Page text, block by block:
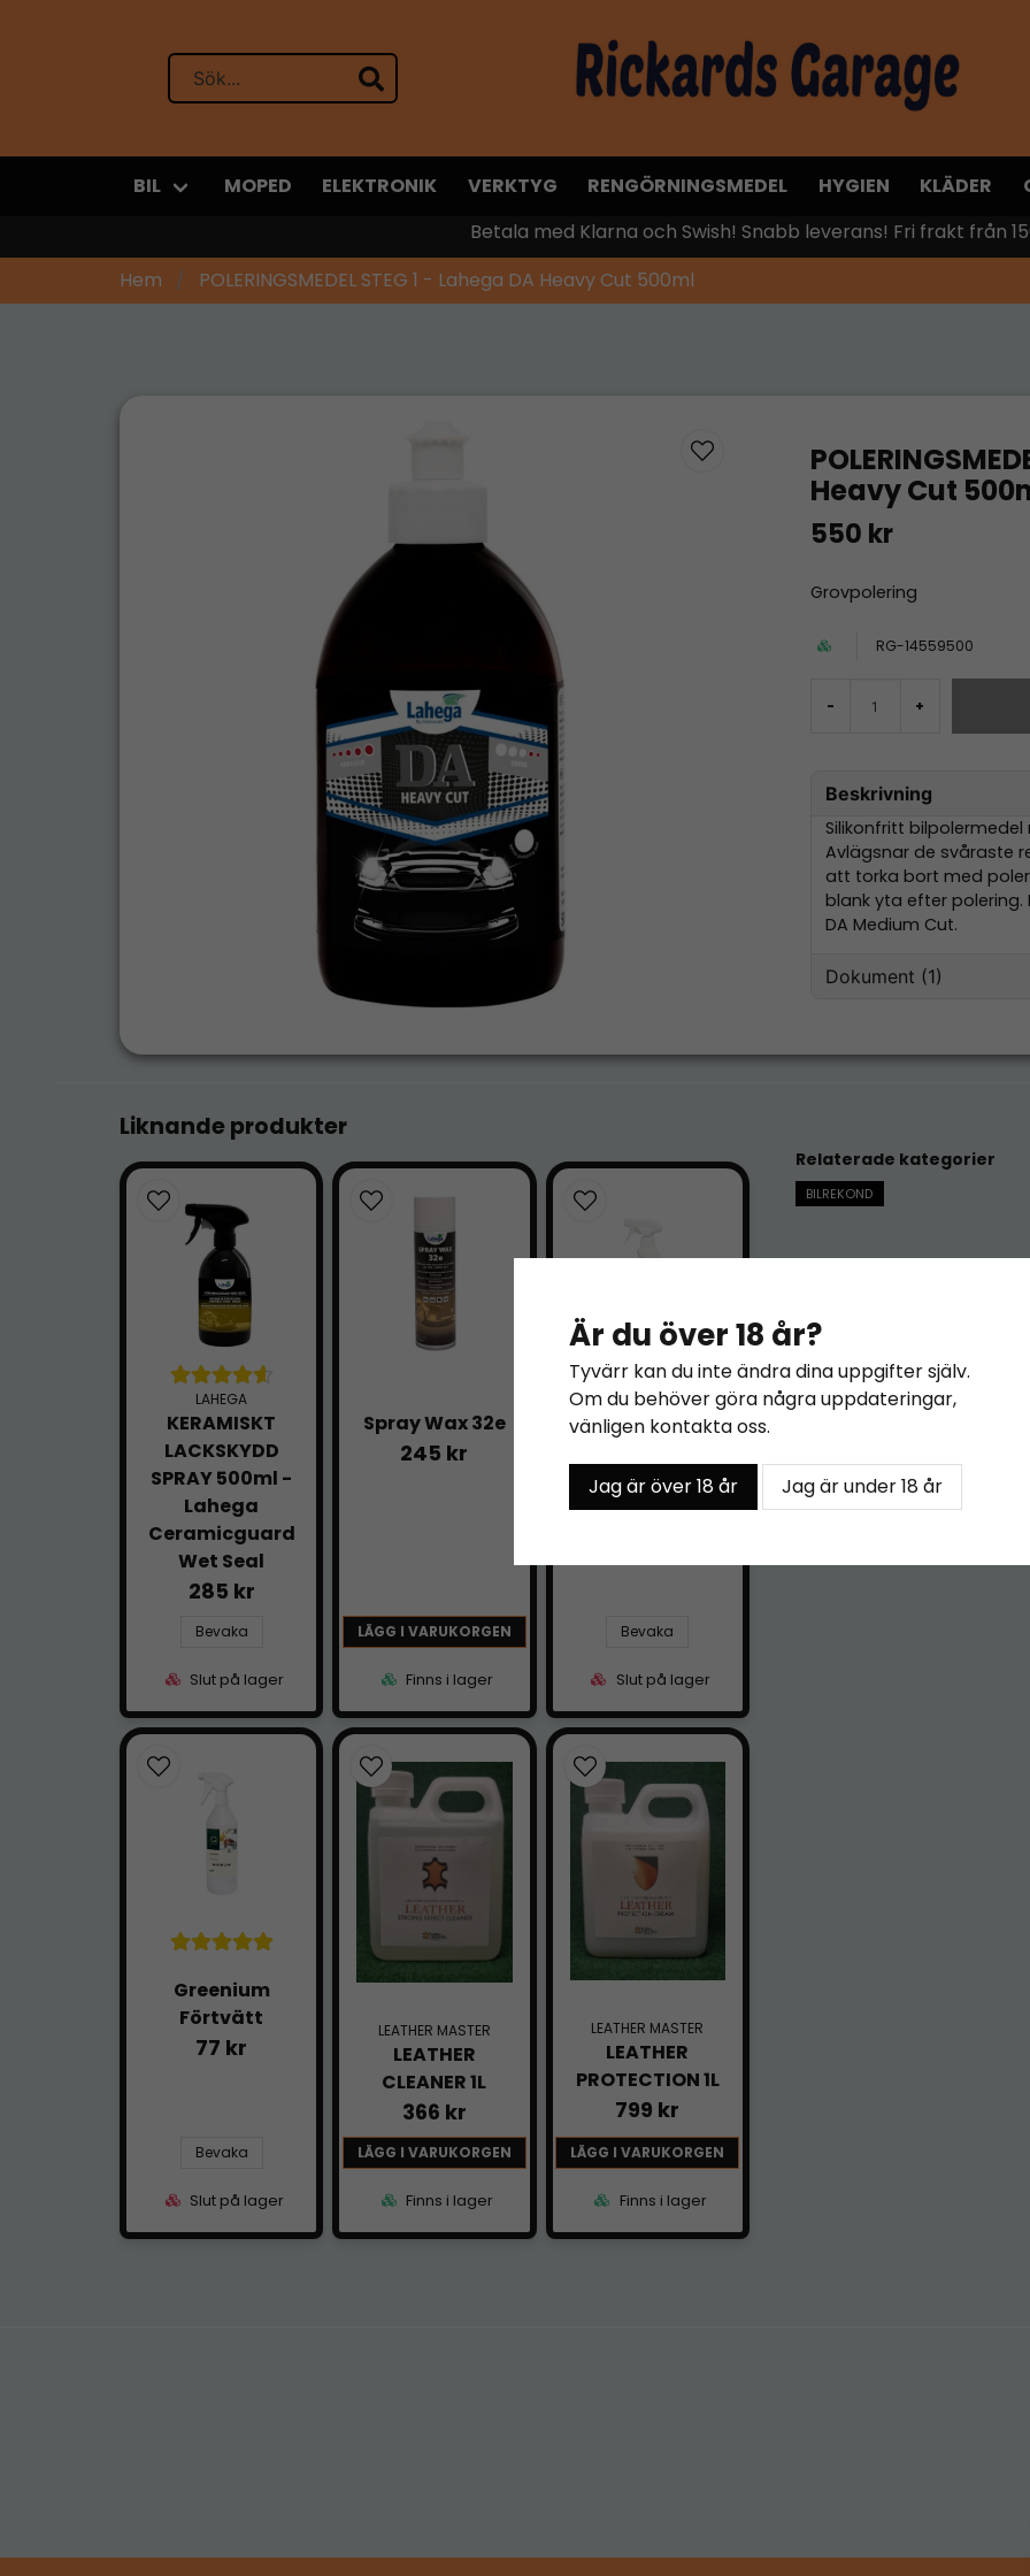
BIL MOPED ELEKTRONIK VERKTYG RENGÖRNINGSMEDEL HYGIEN KLÄDER
Betala med Klarna och Swish! Snabb leverans! Fri frakt från
Hem
POLERINGSMEDEL STEG 1 - Lahega DA Heavy Cut 500ml
Heavy Cut
550 kr
Grovpolering
RG-14559500
- +
Beskrivning
Silikonfritt
Avlägsnar de svåraste
att torka bort med
blank yta efter
DA Medium Cut.
Dokument (1)
144.29 KB
Liknande produkter
LAHEGA
KERAMISKT
LACKSKYDD
SPRAY 500ml -
Lahega
Ceramicguard
Wet Seal
285 kr
Bevaka
Slut på lager
Spray Wax 32e
245 kr
LÄGG I VARUKORGEN
Finns i lager
Greenium
77 kr
Bevaka
Slut på lager
Greenium
Förtvätt
77 kr
Bevaka
Slut på lager
LEATHER MASTER
LEATHER
CLEANER 1L
366 kr
LÄGG I VARUKORGEN
Finns i lager
LEATHER MASTER
LEATHER
PROTECTION 1L
799 kr
LÄGG I VARUKORGEN
Finns i lager
Relaterade kategorier
BILREKOND
Är du över 18 år?
Tyvärr kan du inte ändra dina uppgifter själv.
Om du behöver göra några uppdateringar,
vänligen kontakta oss.
Jag är över 18 år Jag är under 18 år